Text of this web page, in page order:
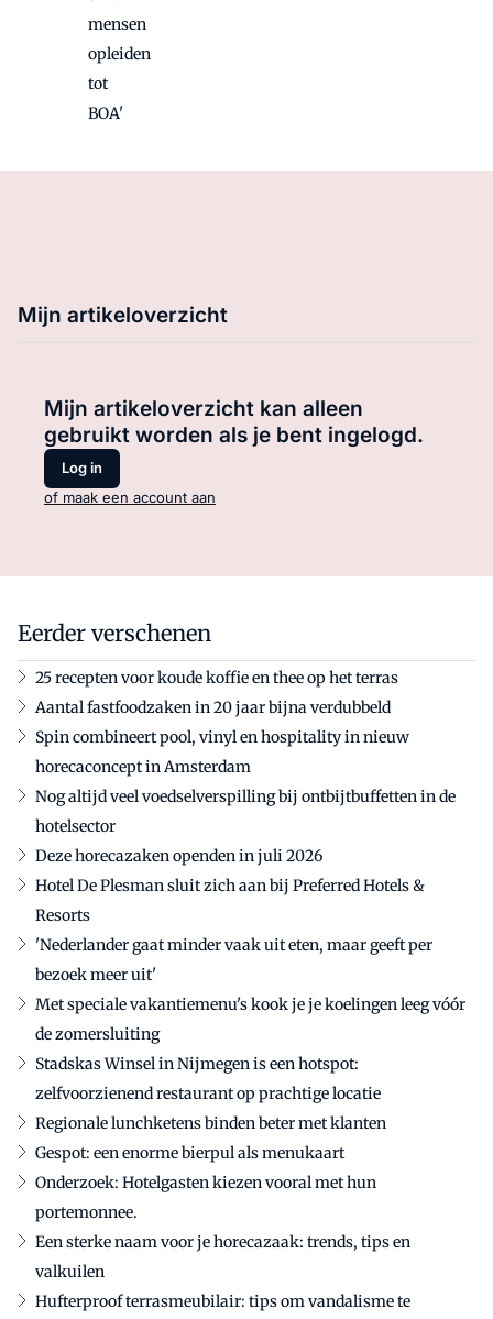
mensen
opleiden
tot
BOA'
Mijn artikeloverzicht
Mijn artikeloverzicht kan alleen
gebruikt worden als je bent ingelogd.
Log in
of maak een account aan
Eerder verschenen
25 recepten voor koude koffie en thee op het terras
Aantal fastfoodzaken in 20 jaar bijna verdubbeld
Spin combineert pool, vinyl en hospitality in nieuw
horecaconcept in Amsterdam
Nog altijd veel voedselverspilling bij ontbijtbuffetten in de
hotelsector
Deze horecazaken openden in juli 2026
Hotel De Plesman sluit zich aan bij Preferred Hotels &
Resorts
'Nederlander gaat minder vaak uit eten, maar geeft per
bezoek meer uit'
Met speciale vakantiemenu's kook je je koelingen leeg vóór
de zomersluiting
Stadskas Winsel in Nijmegen is een hotspot:
zelfvoorzienend restaurant op prachtige locatie
Regionale lunchketens binden beter met klanten
Gespot: een enorme bierpul als menukaart
Onderzoek: Hotelgasten kiezen vooral met hun
portemonnee.
Een sterke naam voor je horecazaak: trends, tips en
valkuilen
Hufterproof terrasmeubilair: tips om vandalisme te